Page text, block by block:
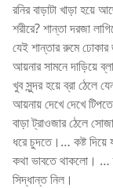
রনির বাড়াটা খাড়া হয়ে
শরীরে? শান্তা দরজা
যেই শান্তার রুমে
আয়নার সামনে দাড়িয়ে
খুব সুন্দর হয়ে ব্রা ঠেলে
আয়নায় দেখে দেখে
বাড়া ট্রাওজার ঠেলে
ধরে চুদতে।… কষ্ট দিয়ে
কথা ভাবতে থাকলো। …
সিদ্ধান্ত নিল।